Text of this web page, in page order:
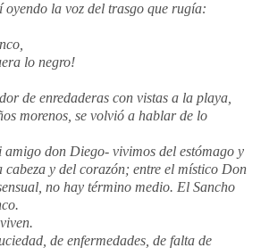
oyendo la voz del trasgo que rugía:
lo negro!
de enredaderas con vistas a la playa,
morenos, se volvió a hablar de lo
don Diego- vivimos del estómago y
cabeza y del corazón; entre el místico Don
no hay término medio. El Sancho
de enfermedades, de falta de